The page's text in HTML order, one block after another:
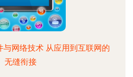
与网络技术 从应用到互联网的
无缝衔接